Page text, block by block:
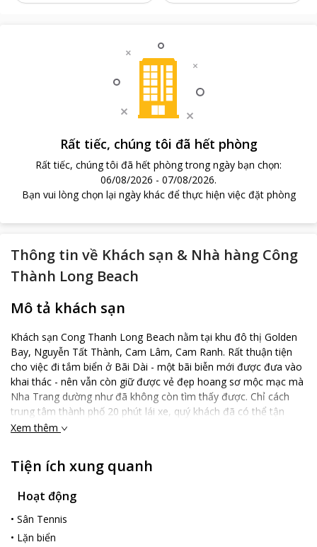
Rất tiếc, chúng tôi đã hết phòng
Rất tiếc, chúng tôi đã hết phòng trong ngày bạn chọn:
06/08/2026 - 07/08/2026.
Bạn vui lòng chọn lại ngày khác để thực hiện việc đặt phòng
Thông tin về Khách sạn & Nhà hàng Công
Thành Long Beach
Mô tả khách sạn
Khách sạn Cong Thanh Long Beach nằm tại khu đô thị Golden
Bay, Nguyễn Tất Thành, Cam Lâm, Cam Ranh. Rất thuận tiện
cho việc đi tắm biển ở Bãi Dài - một bãi biễn mới được đưa vào
khai thác - nên vẫn còn giữ được vẻ đẹp hoang sơ mộc mạc mà
Nha Trang dường như đã không còn tìm thấy được. Chỉ cách
trung tâm thành phố 20 phút lái xe, quý khách đã có thể tận
hưởng không khí yên bình hơn và trải nghiệm thêm những dịch
Xem thêm
Tiện ích xung quanh
Hoạt động
• Sân Tennis
• Lặn biển